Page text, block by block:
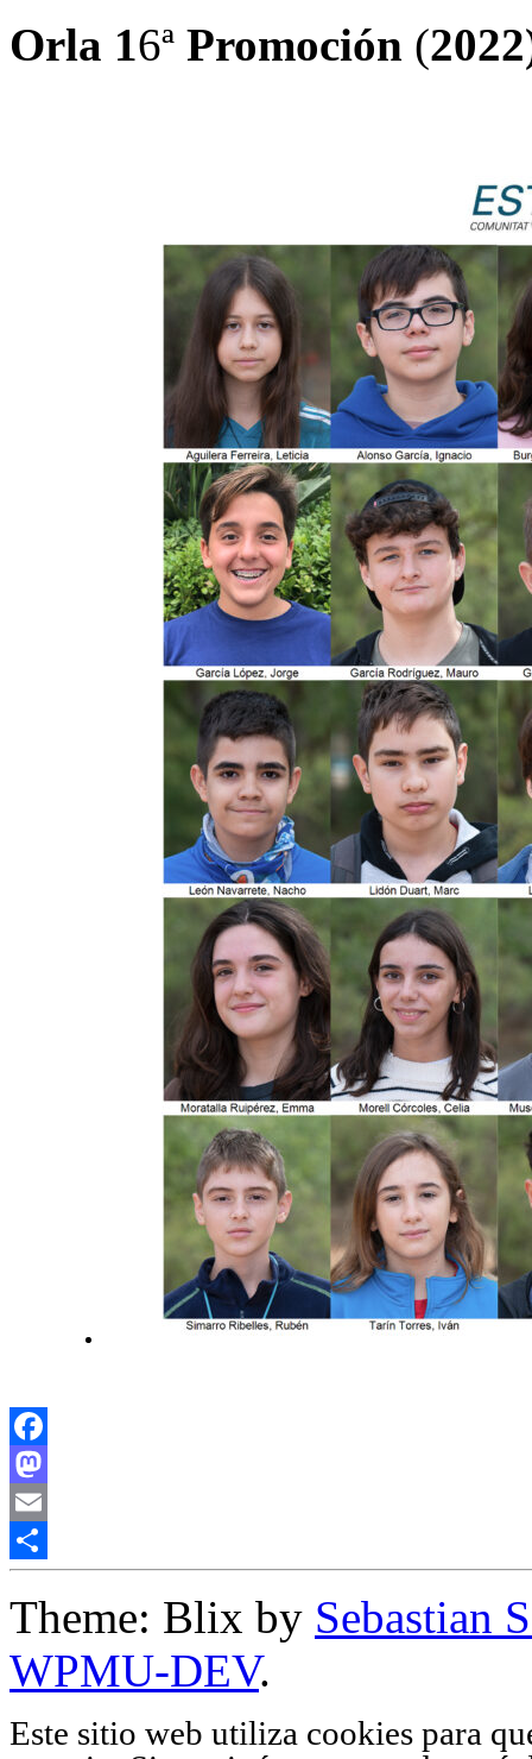
Orla 16ª Promoción (
Facebook
Mastodon
Email
Compartir
Theme: Blix by Sebastian
WPMU-DEV.
Este sitio web utiliza cookies para